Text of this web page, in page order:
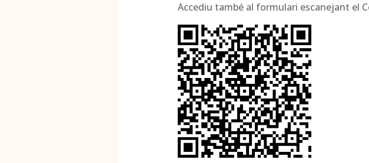
Accediu també al formulari escanejant el